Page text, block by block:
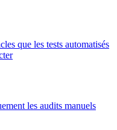
que les tests automatisés
les audits manuels